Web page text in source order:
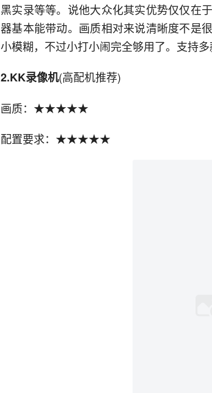
黑实录等等。说他大众化其实优势仅仅在
器基本能带动。画质相对来说清晰度不是
小模糊，不过小打小闹完全够用了。支持多
2.KK录像机(高配机推荐)
画质：★★★★★
配置要求：★★★★★